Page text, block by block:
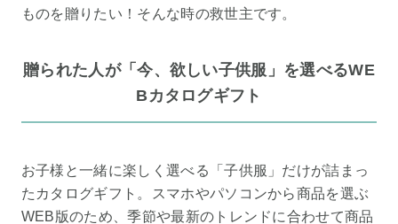
ものを贈りたい！そんな時の救世主です。
贈られた人が「今、欲しい子供服」を選べるWE
Bカタログギフト
お子様と一緒に楽しく選べる「子供服」だけが詰まっ
たカタログギフト。スマホやパソコンから商品を選ぶ
WEB版のため、季節や最新のトレンドに合わせて商品